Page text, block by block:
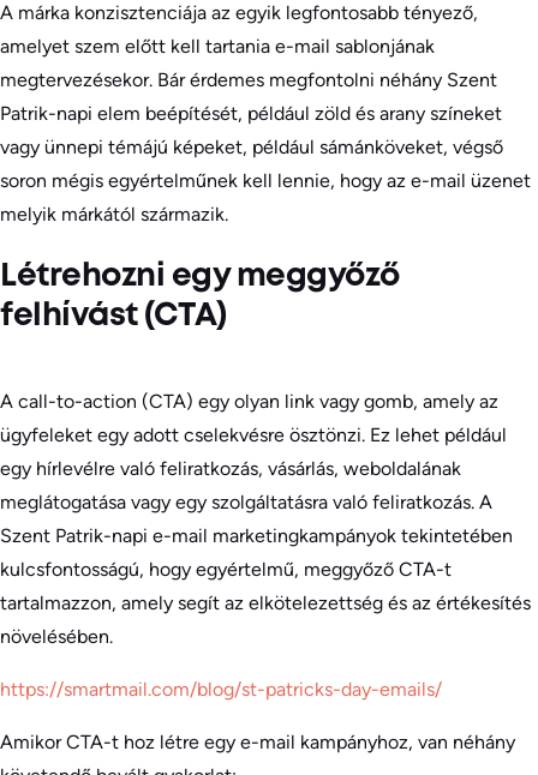
A márka konzisztenciája az egyik legfontosabb tényező,
amelyet szem előtt kell tartania e-mail sablonjának
megtervezésekor. Bár érdemes megfontolni néhány Szent
Patrik-napi elem beépítését, például zöld és arany színeket
vagy ünnepi témájú képeket, például sámánköveket, végső
soron mégis egyértelműnek kell lennie, hogy az e-mail üzenet
melyik márkától származik.
Létrehozni egy meggyőző
felhívást (CTA)
A call-to-action (CTA) egy olyan link vagy gomb, amely az
ügyfeleket egy adott cselekvésre ösztönzi. Ez lehet például
egy hírlevélre való feliratkozás, vásárlás, weboldalának
meglátogatása vagy egy szolgáltatásra való feliratkozás. A
Szent Patrik-napi e-mail marketingkampányok tekintetében
kulcsfontosságú, hogy egyértelmű, meggyőző CTA-t
tartalmazzon, amely segít az elkötelezettség és az értékesítés
növelésében.
https://smartmail.com/blog/st-patricks-day-emails/
Amikor CTA-t hoz létre egy e-mail kampányhoz, van néhány